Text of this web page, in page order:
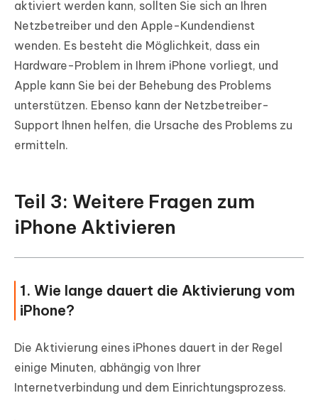
aktiviert werden kann, sollten Sie sich an Ihren
Netzbetreiber und den Apple-Kundendienst
wenden. Es besteht die Möglichkeit, dass ein
Hardware-Problem in Ihrem iPhone vorliegt, und
Apple kann Sie bei der Behebung des Problems
unterstützen. Ebenso kann der Netzbetreiber-
Support Ihnen helfen, die Ursache des Problems zu
ermitteln.
Teil 3: Weitere Fragen zum
iPhone Aktivieren
1. Wie lange dauert die Aktivierung vom
iPhone?
Die Aktivierung eines iPhones dauert in der Regel
einige Minuten, abhängig von Ihrer
Internetverbindung und dem Einrichtungsprozess.